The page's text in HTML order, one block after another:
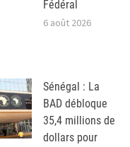
Fédéral
6 août 2026
Sénégal : La
BAD débloque
35,4 millions de
dollars pour